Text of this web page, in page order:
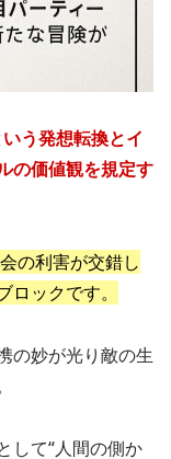
う発想転換とイ
の価値観を規定す
の利害が交錯し
ックです。
の妙が光り敵の生
して“人間の側か